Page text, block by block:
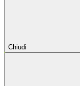
Chiudi